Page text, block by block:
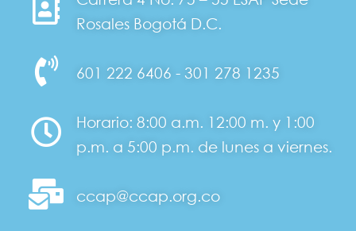
Rosales Bogotá D.C.
601 222 6406 - 301 278 1235
Horario: 8:00 a.m. 12:00 m. y 1:00
p.m. a 5:00 p.m. de lunes a viernes.
ccap@ccap.org.co